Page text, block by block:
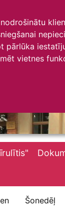
vietnes
Šonedēļ